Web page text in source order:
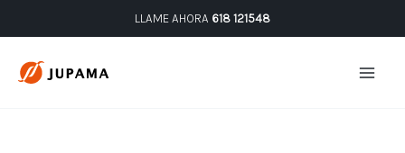
al
contenido
LLAME AHORA 618 121548